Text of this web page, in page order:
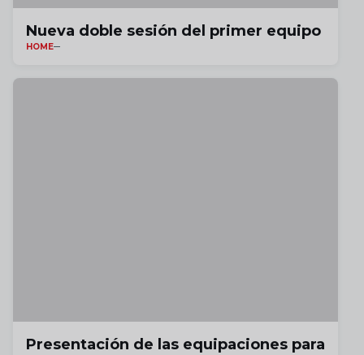
Nueva doble sesión del primer equipo
HOME
Presentación de las equipaciones para